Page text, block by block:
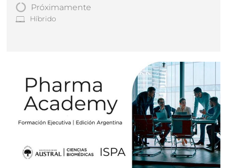
Próximamente
Híbrido